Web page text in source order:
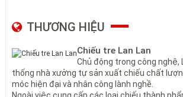
Gia công tỉ mỉ
Thời gian sử dụng lâu bền
Chính vì vậy, dòngchiếu trúc mắt nhỏ có viền
100x190cm(1m)luôn nằm trong nhóm sản
THƯƠNG HIỆU
Chiếu tre Lan Lan
Chủ động trong công nghệ,
thống nhà xưởng tự sản xuất chiếu chất
móc hiện đại và nhân công lành nghề.